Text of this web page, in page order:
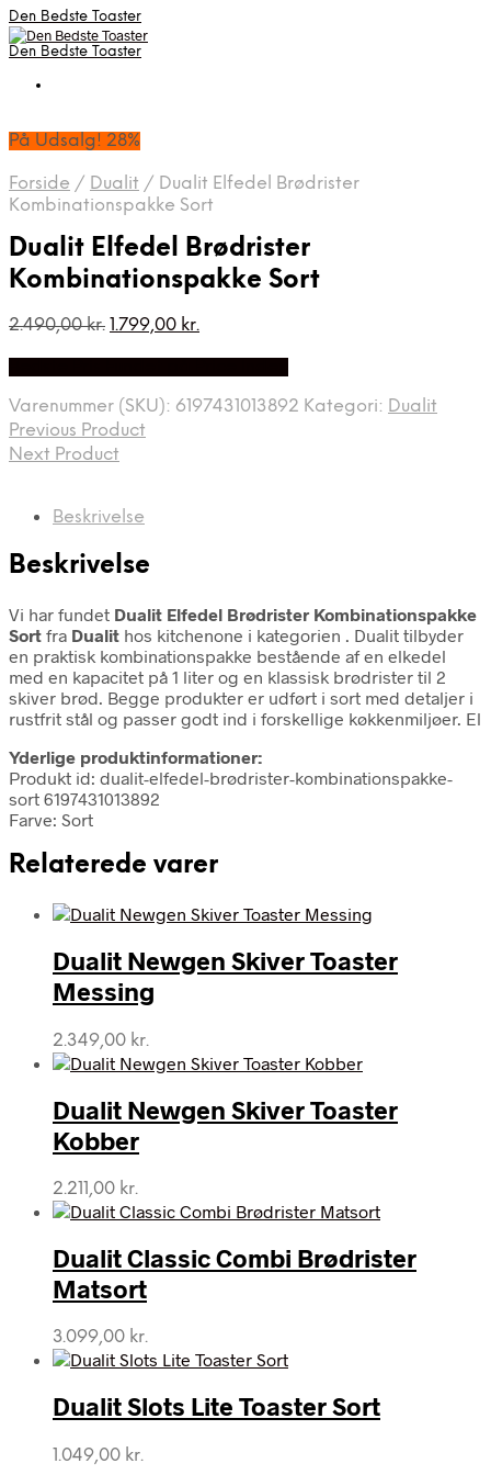
Den Bedste Toaster
Den Bedste Toaster
På Udsalg! 28%
Forside / Dualit / Dualit Elfedel Brødrister
Kombinationspakke Sort
Dualit Elfedel Brødrister
Kombinationspakke Sort
2.490,00kr. Den
2.490,00 kr..
1.799,00 kr.Den
1.799,00 kr..
Varenummer (SKU): 6197431013892 Kategori: Dualit
Previous Product
Next Product
Beskrivelse
Beskrivelse
Vi har fundet Dualit Elfedel Brødrister Kombinationspakke
Sort fra Dualit hos kitchenone i kategorien . Dualit tilbyder
en praktisk kombinationspakke bestående af en elkedel
med en kapacitet på 1 liter og en klassisk brødrister til 2
skiver brød. Begge produkter er udført i sort med detaljer i
rustfrit stål og passer godt ind i forskellige køkkenmiljøer. El
Yderlige produktinformationer:
Produkt id: dualit-elfedel-brødrister-kombinationspakke-
sort 6197431013892
Farve: Sort
Relaterede varer
Dualit Newgen Skiver Toaster
Messing
2.349,00 kr.
Dualit Newgen Skiver Toaster
Kobber
2.211,00 kr.
Dualit Classic Combi Brødrister
Matsort
3.099,00 kr.
Dualit Slots Lite Toaster Sort
1.049,00 kr.